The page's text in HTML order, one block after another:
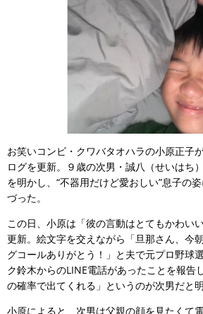
お笑いコンビ・クワバタオハラの小原正子
ログを更新。９歳の次男・誠八（せいはち
を明かし、“不器用だけど愛おしい”息子の
づった。
この日、小原は「彼の言動はとてもかわい
更新。絵文字を交えながら「旦那さん、今
グコールありがとう！」と夫で元プロ野球
ク鈴木からのLINE電話があったことを報告
の確率で出てくれる」というのが次男だと明
小原によると、次男は父親の顔を見たくて